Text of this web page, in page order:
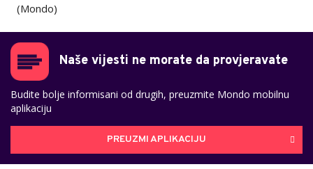
(Mondo)
Naše vijesti ne morate da provjeravate
Budite bolje informisani od drugih, preuzmite Mondo mobilnu
aplikaciju
PREUZMI APLIKACIJU